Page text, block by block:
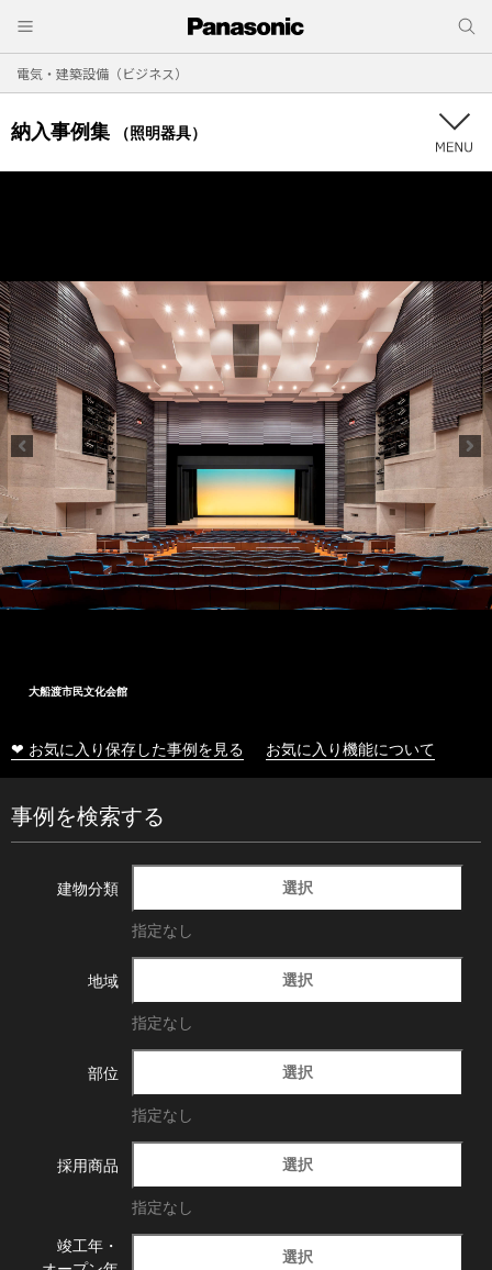
電気・建築設備（ビジネス）
納入事例集 （照明器具）
大船渡市民文化会館
❤ お気に入り保存した事例を見る お気に入り機能について
事例を検索する
建物分類 選択
指定なし
地域 選択
指定なし
部位 選択
指定なし
採用商品 選択
指定なし
竣工年・
選択